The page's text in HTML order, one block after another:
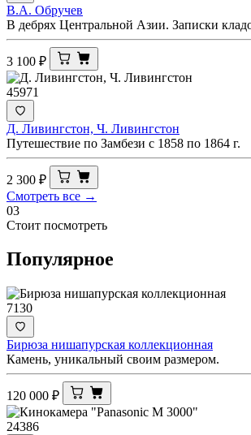
В.А. Обручев
В дебрях Центральной Азии. Записки
3 100 ₽
45971
Д. Ливингстон, Ч. Ливингстон
Путешествие по Замбези с 1858 по 1864 г.
2 300 ₽
Смотреть все →
03
Стоит посмотреть
Популярное
7130
Бирюза нишапурская коллекционная
Камень, уникальный своим размером.
120 000 ₽
24386